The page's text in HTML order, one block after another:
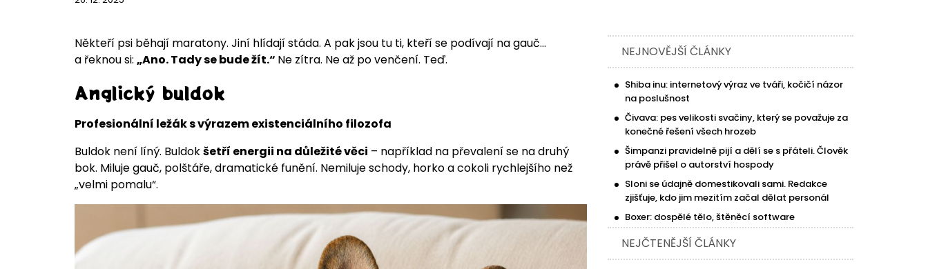
Někteří psi běhají maratony. Jiní hlídají stáda. A pak jsou tu ti, kteří se podívají na gauč…
a řeknou si: „Ano. Tady se bude žít.“ Ne zítra. Ne až po venčení. Teď.
Anglický buldok
Profesionální ležák s výrazem existenciálního filozofa
Buldok není líný. Buldokšetří energii na důležité věci – například na převalení se na druhý
bok. Miluje gauč, polštáře, dramatické funění. Nemiluje schody, horko a cokoli rychlejšího než
„velmi pomalu“.
NEJNOVĚJŠÍ ČLÁNKY
Shiba inu: internetový výraz ve tváři, kočičí názor
na poslušnost
Čivava: pes velikosti svačiny, který se považuje za
konečné řešení všech hrozeb
Šimpanzi pravidelně pijí a dělí se s přáteli. Člověk
právě přišel o autorství hospody
Sloni se údajně domestikovali sami. Redakce
zjišťuje, kdo jim mezitím začal dělat personál
Boxer: dospělé tělo, štěněcí software
NEJČTENĚJŠÍ ČLÁNKY